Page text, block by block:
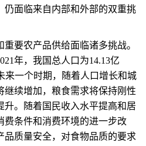
仍面临来自内部和外部的双重挑
要农产品供给面临诸多挑战。
年，我国总人口为14.13亿
来一个时期，随着人口增长和城
继续增加，粮食需求将保持刚性
升。随着国民收入水平提高和居
费条件和消费环境的进一步改
品质量安全，对食物品质的要求